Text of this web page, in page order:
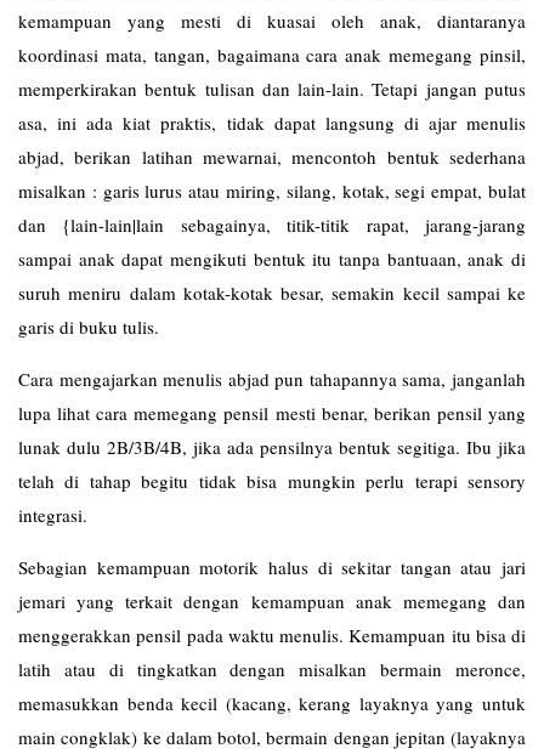
kemampuan yang mesti di kuasai oleh anak, diantaranya
koordinasi mata, tangan, bagaimana cara anak memegang pinsil,
memperkirakan bentuk tulisan dan lain-lain. Tetapi jangan putus
asa, ini ada kiat praktis, tidak dapat langsung di ajar menulis
abjad, berikan latihan mewarnai, mencontoh bentuk sederhana
misalkan : garis lurus atau miring, silang, kotak, segi empat, bulat
dan {lain-lain|lain sebagainya, titik-titik rapat, jarang-jarang
sampai anak dapat mengikuti bentuk itu tanpa bantuaan, anak di
suruh meniru dalam kotak-kotak besar, semakin kecil sampai ke
garis di buku tulis.
Cara mengajarkan menulis abjad pun tahapannya sama, janganlah
lupa lihat cara memegang pensil mesti benar, berikan pensil yang
lunak dulu 2B/3B/4B, jika ada pensilnya bentuk segitiga. Ibu jika
telah di tahap begitu tidak bisa mungkin perlu terapi sensory
integrasi.
Sebagian kemampuan motorik halus di sekitar tangan atau jari
jemari yang terkait dengan kemampuan anak memegang dan
menggerakkan pensil pada waktu menulis. Kemampuan itu bisa di
latih atau di tingkatkan dengan misalkan bermain meronce,
memasukkan benda kecil (kacang, kerang layaknya yang untuk
main congklak) ke dalam botol, bermain dengan jepitan (layaknya